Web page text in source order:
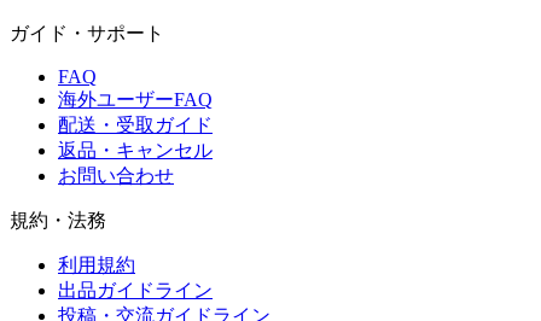
ガイド・サポート
FAQ
海外ユーザーFAQ
配送・受取ガイド
返品・キャンセル
お問い合わせ
規約・法務
利用規約
出品ガイドライン
投稿・交流ガイドライン